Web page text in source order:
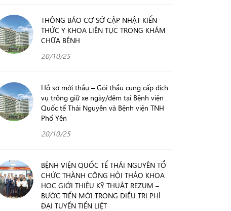
THÔNG BÁO CƠ SỞ CẬP NHẬT KIẾN
THỨC Y KHOA LIÊN TỤC TRONG KHÁM
CHỮA BỆNH
20/10/25
Hồ sơ mời thầu – Gói thầu cung cấp dịch
vụ trông giữ xe ngày/đêm tại Bệnh viện
Quốc tế Thái Nguyên và Bệnh viện TNH
Phổ Yên
20/10/25
BỆNH VIỆN QUỐC TẾ THÁI NGUYÊN TỔ
CHỨC THÀNH CÔNG HỘI THẢO KHOA
HỌC GIỚI THIỆU KỸ THUẬT REZUM –
BƯỚC TIẾN MỚI TRONG ĐIỀU TRỊ PHÌ
ĐẠI TUYẾN TIỀN LIỆT